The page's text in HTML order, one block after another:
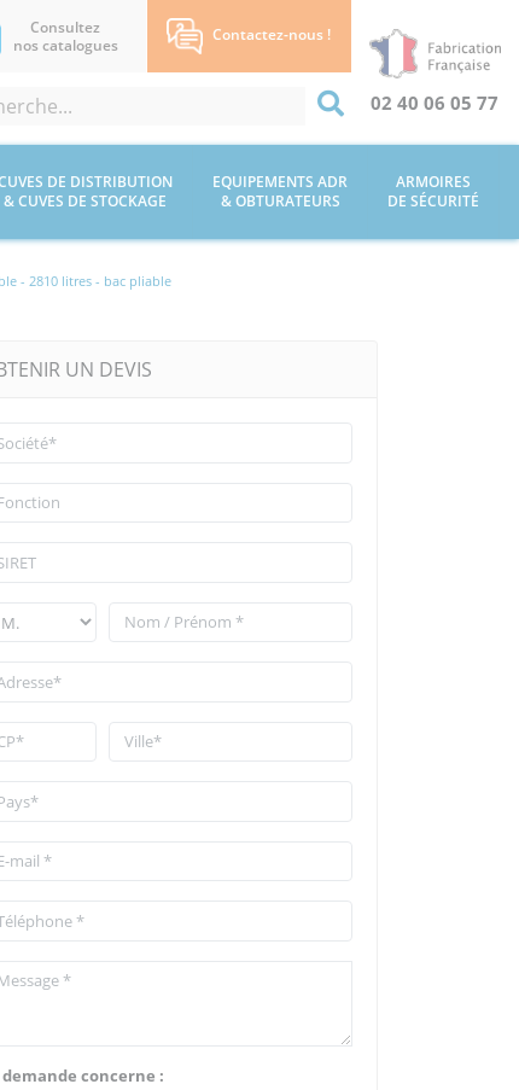
Consultez
nos catalogues
Contactez-nous !
02 40 06 05 77
DE DISTRIBUTION
& CUVES DE STOCKAGE
EQUIPEMENTS ADR
& OBTURATEURS
ARMOIRES
DE SÉCURITÉ
- 2810 litres - bac pliable
UN DEVIS
demande concerne :